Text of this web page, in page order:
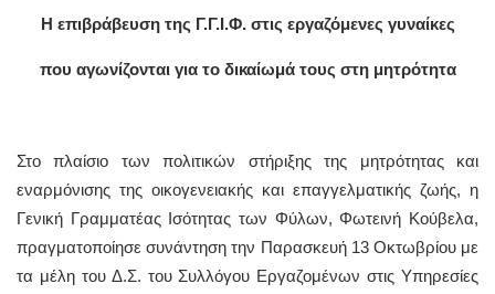
Η επιβράβευση της Γ.Γ.Ι.Φ. στις εργαζόμενες γυναίκες
που αγωνίζονται για το δικαίωμά τους στη μητρότητα
Στο πλαίσιο των πολιτικών στήριξης της μητρότητας και
εναρμόνισης της οικογενειακής και επαγγελματικής ζωής, η
Γενική Γραμματέας Ισότητας των Φύλων, Φωτεινή Κούβελα,
πραγματοποίησε συνάντηση την Παρασκευή 13 Οκτωβρίου με
τα μέλη του Δ.Σ. του Συλλόγου Εργαζομένων στις Υπηρεσίες